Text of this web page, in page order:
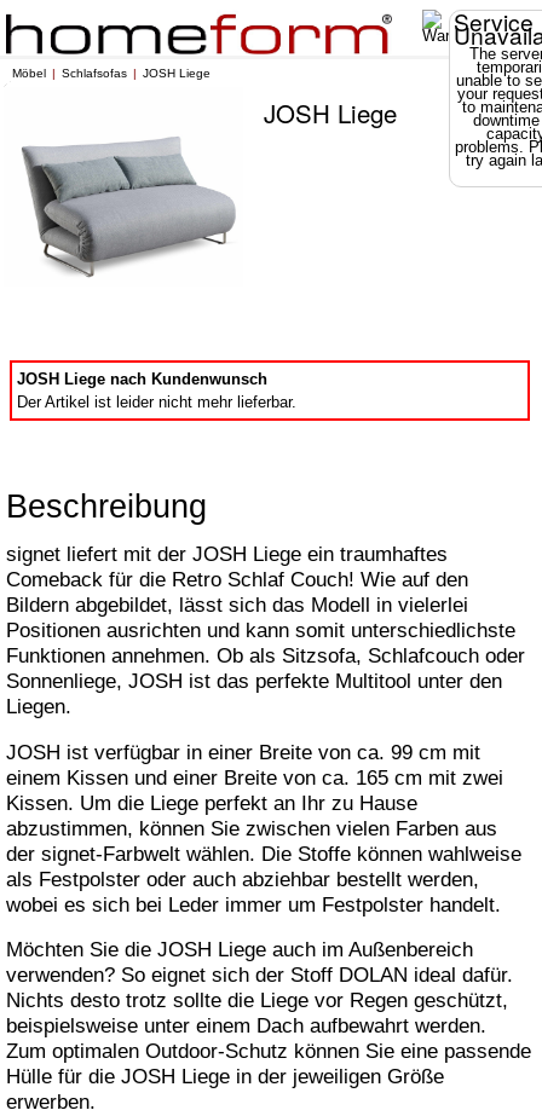
Service
The
unable to
your
to
problems.
try again
Möbel Schlafsofas JOSH Liege
JOSH Liege
JOSH Liege nach Kundenwunsch
Der Artikel ist leider nicht mehr lieferbar.
Beschreibung
signet liefert mit der JOSH Liege ein traumhaftes
Comeback für die Retro Schlaf Couch! Wie auf den
Bildern abgebildet, lässt sich das Modell in vielerlei
Positionen ausrichten und kann somit unterschiedlichste
Funktionen annehmen. Ob als Sitzsofa, Schlafcouch oder
Sonnenliege, JOSH ist das perfekte Multitool unter den
Liegen.
JOSH ist verfügbar in einer Breite von ca. 99 cm mit
einem Kissen und einer Breite von ca. 165 cm mit zwei
Kissen. Um die Liege perfekt an Ihr zu Hause
abzustimmen, können Sie zwischen vielen Farben aus
der signet-Farbwelt wählen. Die Stoffe können wahlweise
als Festpolster oder auch abziehbar bestellt werden,
wobei es sich bei Leder immer um Festpolster handelt.
Möchten Sie die JOSH Liege auch im Außenbereich
verwenden? So eignet sich der Stoff DOLAN ideal dafür.
Nichts desto trotz sollte die Liege vor Regen geschützt,
beispielsweise unter einem Dach aufbewahrt werden.
Zum optimalen Outdoor-Schutz können Sie eine passende
Hülle für die JOSH Liege in der jeweiligen Größe
erwerben.